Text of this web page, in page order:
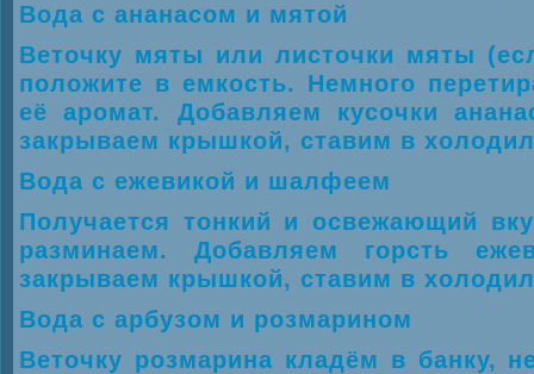
Вода с ананасом и мятой
Веточку мяты или листочки мяты
положите в емкость. Немного
её аромат. Добавляем кусочки
закрываем крышкой, ставим в
Вода с ежевикой и шалфеем
Получается тонкий и освежающий
разминаем. Добавляем горсть
закрываем крышкой, ставим в
Вода с арбузом и розмарином
Веточку розмарина кладём в банку,